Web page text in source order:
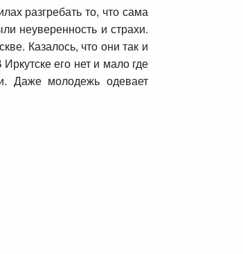
разгребать то, что сама
неуверенность и страхи.
Казалось, что они так и
его нет и мало где
Даже молодежь одевает